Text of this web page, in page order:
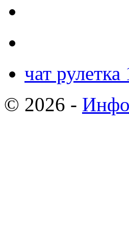
чат рулетка
© 2026 -